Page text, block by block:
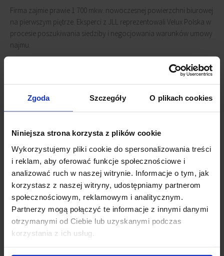
Zgoda Szczegóły O plikach cookies
Niniejsza strona korzysta z plików cookie
Wykorzystujemy pliki cookie do spersonalizowania treści
i reklam, aby oferować funkcje społecznościowe i
analizować ruch w naszej witrynie. Informacje o tym, jak
korzystasz z naszej witryny, udostępniamy partnerom
społecznościowym, reklamowym i analitycznym.
Partnerzy mogą połączyć te informacje z innymi danymi
otrzymanymi od Ciebie lub uzyskanymi podczas
korzystania z ich usług.
Firma zajmie prawie 1 700 mkw. nowoczesnej powierzchni biurowej
na pierwszym piętrze. Eksperci z JLL reprezentowali Velux Polska w
procesie poszukiwania siedziby i negocjowania warunków umowy
najmu.
Jarosław Obszarski, Dyrektor Finansowy Velux Polska, komentuje:
„O wyborze kompleksuThe Park Warsawna siedzibę naszej spółki
handlowej zdecydował jego reprezentacyjny charakter oraz
możemy zaadaptować do naszych indywidualnych potrzeb”.
Kampus biurowy The Park Warsaw
zlokalizowany jest w stołecznej
dzielnicy Włochy, w pobliżu skrzyżowania Alei Krakowskiej i ulicy
Łopuszańskiej - głównych dróg wyjazdowych z Warszawy.
Kompleks oferuje doskonałe połączenie samochodem lub
transportem publicznym z centrum oraz innymi częściami miasta.
W ramach The Park Warsaw powstanie docelowo dziesięć
najwyższej jakości budynków biurowych klasy A, o łącznej
powierzchni na wynajem sięgającej 110 000 mkw. Dla komfortu